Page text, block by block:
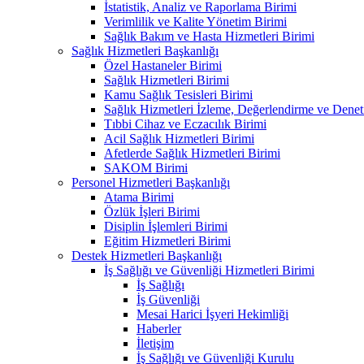
İstatistik, Analiz ve Raporlama Birimi
Verimlilik ve Kalite Yönetim Birimi
Sağlık Bakım ve Hasta Hizmetleri Birimi
Sağlık Hizmetleri Başkanlığı
Özel Hastaneler Birimi
Sağlık Hizmetleri Birimi
Kamu Sağlık Tesisleri Birimi
Sağlık Hizmetleri İzleme, Değerlendirme ve
Tıbbi Cihaz ve Eczacılık Birimi
Acil Sağlık Hizmetleri Birimi
Afetlerde Sağlık Hizmetleri Birimi
SAKOM Birimi
Personel Hizmetleri Başkanlığı
Atama Birimi
Özlük İşleri Birimi
Disiplin İşlemleri Birimi
Eğitim Hizmetleri Birimi
Destek Hizmetleri Başkanlığı
İş Sağlığı ve Güvenliği Hizmetleri Birimi
İş Sağlığı
İş Güvenliği
Mesai Harici İşyeri Hekimliği
Haberler
İletişim
İş Sağlığı ve Güvenliği Kurulu